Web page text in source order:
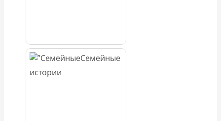
Семейные
истории